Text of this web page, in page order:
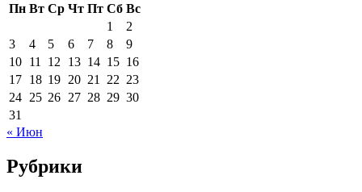
Пн Вт Ср Чт Пт Сб Вс
1
2
3
4 5 6 7 8
9
10 11 12 13 14 15 16
17 18 19 20 21 22 23
24 25 26 27 28 29 30
31
« Июн
Рубрики